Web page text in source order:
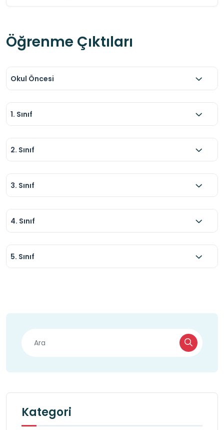
Öğrenme Çıktıları
Okul Öncesi
1. Sınıf
2. Sınıf
3. Sınıf
4. Sınıf
5. Sınıf
Kategori